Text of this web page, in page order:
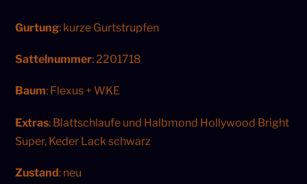
Gurtung: kurze Gurtstrupfen
Sattelnummer: 2201718
Baum: Flexus + WKE
Extras: Blattschlaufe und Halbmond Hollywood Bright
Super, Keder Lack schwarz
Zustand: neu